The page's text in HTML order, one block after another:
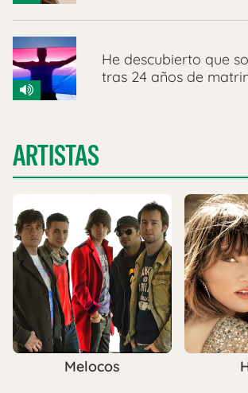
He descubierto que
tras 24 años de
ARTISTAS
Melocos